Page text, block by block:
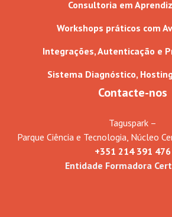
Consultoria em
Workshops práticos com
Integrações, Autenticação e
Sistema Diagnóstico,
Contacte-nos
Taguspark –
Parque Ciência e Tecnologia, Núcleo
+351 214 391 476
Entidade Formadora